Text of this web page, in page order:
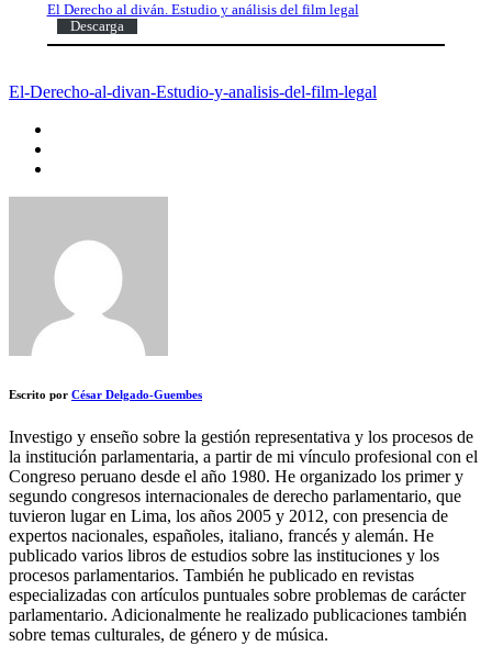
El Derecho al diván. Estudio y análisis del film legal
Descarga
El-Derecho-al-divan-Estudio-y-analisis-del-film-legal
Escrito por César Delgado-Guembes
Investigo y enseño sobre la gestión representativa y los procesos de
la institución parlamentaria, a partir de mi vínculo profesional con el
Congreso peruano desde el año 1980. He organizado los primer y
segundo congresos internacionales de derecho parlamentario, que
tuvieron lugar en Lima, los años 2005 y 2012, con presencia de
expertos nacionales, españoles, italiano, francés y alemán. He
publicado varios libros de estudios sobre las instituciones y los
procesos parlamentarios. También he publicado en revistas
especializadas con artículos puntuales sobre problemas de carácter
parlamentario. Adicionalmente he realizado publicaciones también
sobre temas culturales, de género y de música.